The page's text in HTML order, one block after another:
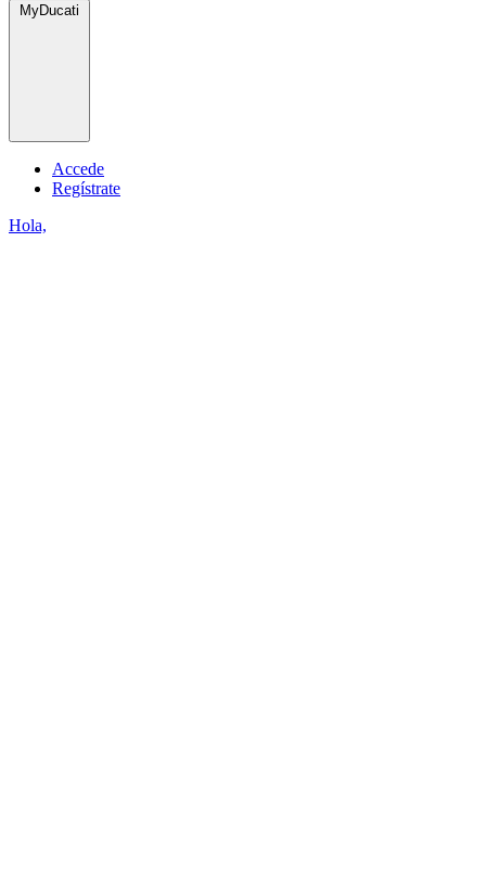
MyDucati
Accede
Regístrate
Hola,